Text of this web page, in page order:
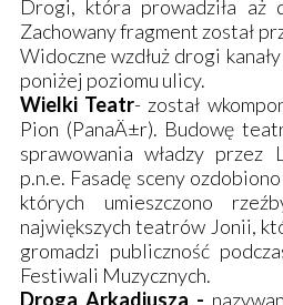
Drogi, która prowadziła aż
Zachowany fragment został
Widoczne wzdłuż drogi
poniżej poziomu ulicy.
Wielki Teatr- został
Pion (PanaÄ±r). Budowę
sprawowania władzy przez
p.n.e. Fasadę sceny
których umieszczono
największych teatrów Jonii,
gromadzi publiczność
Festiwali Muzycznych.
Droga Arkadiusza -